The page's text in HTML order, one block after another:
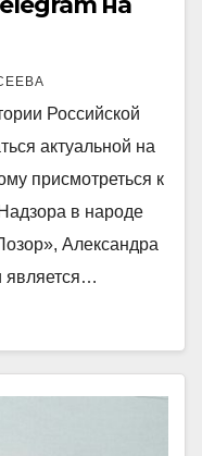
Российской
актуальной на
присмотреться к
в народе
Александра
является…